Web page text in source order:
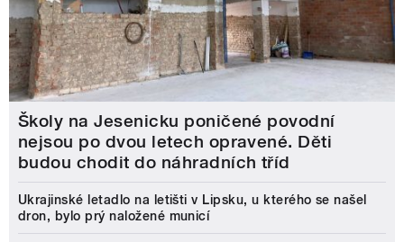
Školy na Jesenicku poničené povodní
nejsou po dvou letech opravené. Děti
budou chodit do náhradních tříd
Ukrajinské letadlo na letišti v Lipsku, u kterého se našel
dron, bylo prý naložené municí